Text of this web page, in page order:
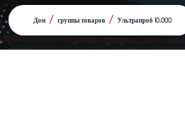
Дом / группы товаров / Ультрапроб 10.000